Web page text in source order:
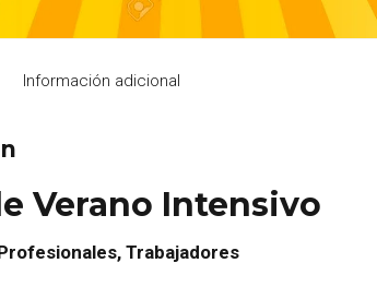
Información adicional
Verano Intensivo
Trabajadores